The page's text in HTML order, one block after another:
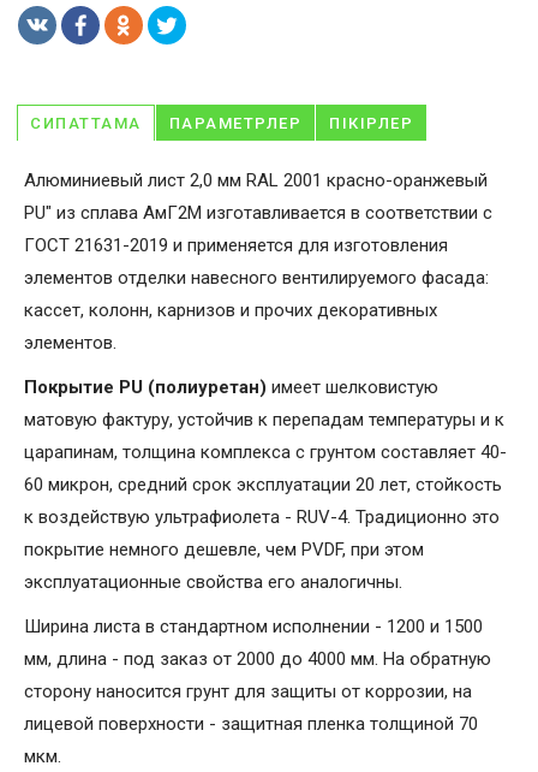
СИПАТТАМА ПАРАМЕТРЛЕР ПІКІРЛЕР
Алюминиевый лист 2,0 мм RAL 2001 красно-оранжевый
PU" из сплава АмГ2М изготавливается в соответствии с
ГОСТ 21631-2019 и применяется для изготовления
элементов отделки навесного вентилируемого фасада:
кассет, колонн, карнизов и прочих декоративных
элементов.
Покрытие PU (полиуретан) имеет шелковистую
матовую фактуру, устойчив к перепадам температуры и к
царапинам, толщина комплекса с грунтом составляет 40-
60 микрон, средний срок эксплуатации 20 лет, стойкость
к воздействую ультрафиолета - RUV-4. Традиционно это
покрытие немного дешевле, чем PVDF, при этом
эксплуатационные свойства его аналогичны.
Ширина листа в стандартном исполнении - 1200 и 1500
мм, длина - под заказ от 2000 до 4000 мм. На обратную
сторону наносится грунт для защиты от коррозии, на
лицевой поверхности - защитная пленка толщиной 70
мкм.